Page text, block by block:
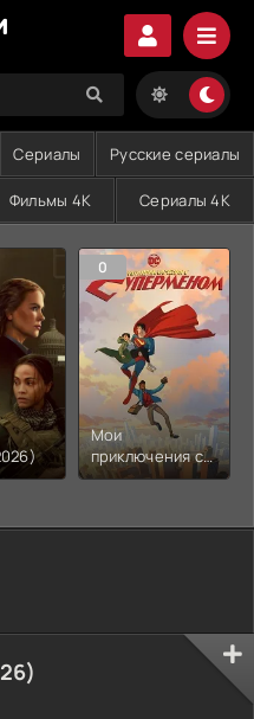
Сериалы Русские сериалы
Фильмы 4K Сериалы 4K
0
Мои
приключения с
Суперменом